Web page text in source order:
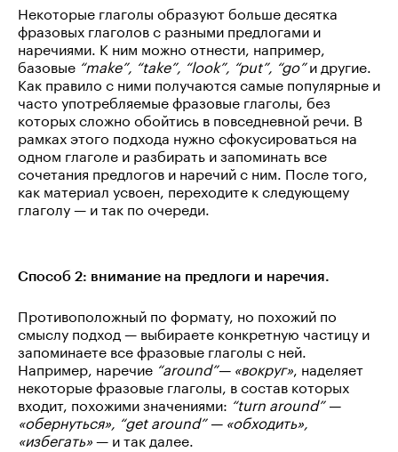
Некоторые глаголы образуют больше десятка
фразовых глаголов с разными предлогами и
наречиями. К ним можно отнести, например,
базовые “make”, “take”, “look”, “put”, “go”и другие.
Как правило с ними получаются самые популярные и
часто употребляемые фразовые глаголы, без
которых сложно обойтись в повседневной речи. В
рамках этого подхода нужно сфокусироваться на
одном глаголе и разбирать и запоминать все
сочетания предлогов и наречий с ним. После того,
как материал усвоен, переходите к следующему
глаголу — и так по очереди.
Способ 2: внимание на предлоги и наречия.
Противоположный по формату, но похожий по
смыслу подход — выбираете конкретную частицу и
запоминаете все фразовые глаголы с ней.
Например, наречие “around”— «вокруг», наделяет
некоторые фразовые глаголы, в состав которых
входит, похожими значениями: “turn around” —
«обернуться», “get around” — «обходить»,
«избегать»— и так далее.